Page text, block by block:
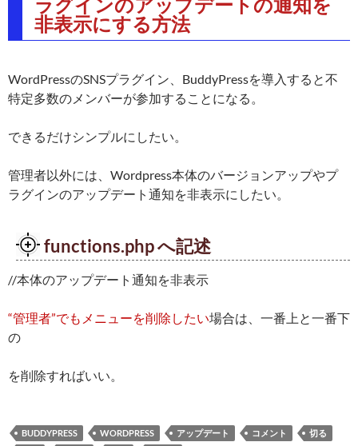
ラグインのアップデートの通知を
非表示にする方法
WordPressのSNSプラグイン、BuddyPressを導入すると不
特定多数のメンバーが参加することになる。
できるだけシンプルにしたい。
管理者以外には、Wordpress本体のバージョンアップやプ
ラグインのアップデート通知を非表示にしたい。
functions.php へ記述
//本体のアップデート通知を非表示
“管理者”でもメニューを削除したい場合は、一番上と一番下
の
を削除すればいい。
BUDDYPRESS WORDPRESS アップデート コメント
切る